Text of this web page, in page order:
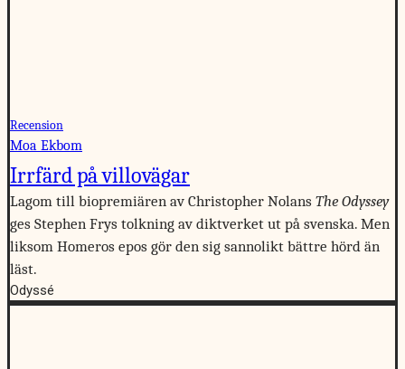
Recension
Moa Ekbom
Irrfärd på villovägar
Lagom till biopremiären av Christopher Nolans The Odyssey
ges Stephen Frys tolkning av diktverket ut på svenska. Men
liksom Homeros epos gör den sig sannolikt bättre hörd än
läst.
Odyssé